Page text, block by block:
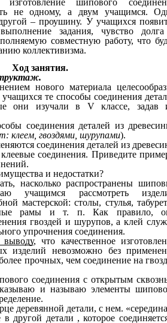
изготовление шипового
не одному, а двум учащимся.
– проушину. У учащихся
задания, чувство
совместную работу, что
коллективизма.
Ход занятия.
нового материала
те способы соединения
они изучали в V классе, задав
соединения деталей из
клеем, гвоздями, шурупами).
соединения деталей из
соединения. Приведите
и недостатки?
распространены
учащимся рассмотреть
мастерской: столы, стулья,
рамы и т. п. Как правило,
гвоздей и шурупов, а клей
упрочнения соединения.
выводу, что качественное
изделий невозможно без
прочных, чем соединение на
соединения с открытым
и называю элементы
деревянной детали, с нем.
другой детали , которое